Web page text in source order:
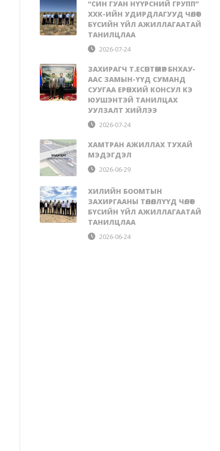
“СИН ГУАН НҮҮРСНИЙ ГРУПП”
ХХК-ИЙН УДИРДЛАГУУД ЧӨЛӨӨТ
БҮСИЙН ҮЙЛ АЖИЛЛАГААТАЙ
ТАНИЛЦЛАА
2026-07-24
ЗАХИРАГЧ Т.ЕСӨНТӨМӨР БНХАУ-
ААС ЗАМЫН-ҮҮД СУМАНД
СУУГАА ЕРӨНХИЙ КОНСУЛ КЭ
ЮУШЭНТЭЙ ТАНИЛЦАХ
УУЛЗАЛТ ХИЙЛЭЭ
2026-07-24
ХАМТРАН АЖИЛЛАХ ТУХАЙ
МЭДЭГДЭЛ
2026-06-29
ХИЛИЙН БООМТЫН
ЗАХИРГААНЫ ТӨЛӨӨЛЛҮҮД ЧӨЛӨӨТ
БҮСИЙН ҮЙЛ АЖИЛЛАГААТАЙ
ТАНИЛЦЛАА
2026-06-24